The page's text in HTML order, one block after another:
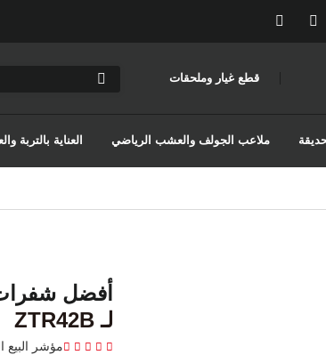
قطع غيار وملحقات
العناية بالتربة ملاعب الجولف والعشب الرياضي
أفضل
لـ ZTR42B
مؤشر البيع